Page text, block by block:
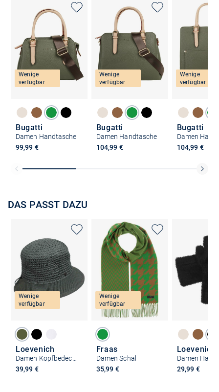
Wenige
verfügbar
Bugatti
Damen Handtasche
99,99 €
Wenige
verfügbar
Bugatti
Damen Handtasche
104,99 €
Wenige
verfügbar
Bugatti
Damen
104,99 €
DAS PASST DAZU
Wenige
verfügbar
Loevenich
Damen Kopfbedeckung
39,99 €
Wenige
verfügbar
Fraas
Damen Schal
35,99 €
Loevenich
Damen
29,99 €